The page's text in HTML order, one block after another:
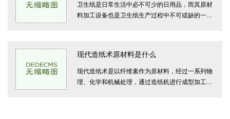
卫生纸是日常生活中必不可少的日用品，而其原材
料加工设备也是卫生纸生产过程中不可或缺的一
现代造纸术原材料是什么
现代造纸术是以纤维素作为原材料，经过一系列物
理、化学和机械处理，通过造纸机进行成型加工，